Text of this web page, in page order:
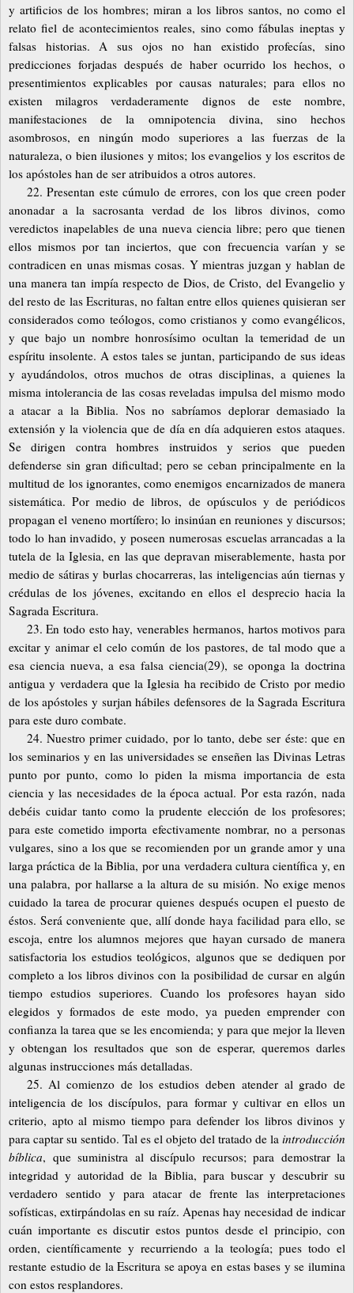
y artificios de los hombres; miran a los libros santos, no como el
relato fiel de acontecimientos reales, sino como fábulas ineptas y
falsas historias. A sus ojos no han existido profecías, sino
predicciones forjadas después de haber ocurrido los hechos, o
presentimientos explicables por causas naturales; para ellos no
existen milagros verdaderamente dignos de este nombre,
manifestaciones de la omnipotencia divina, sino hechos
asombrosos, en ningún modo superiores a las fuerzas de la
naturaleza, o bien ilusiones y mitos; los evangelios y los escritos de
los apóstoles han de ser atribuidos a otros autores.
22. Presentan este cúmulo de errores, con los que creen poder
anonadar a la sacrosanta verdad de los libros divinos, como
veredictos inapelables de una nueva ciencia libre; pero que tienen
ellos mismos por tan inciertos, que con frecuencia varían y se
contradicen en unas mismas cosas. Y mientras juzgan y hablan de
una manera tan impía respecto de Dios, de Cristo, del Evangelio y
del resto de las Escrituras, no faltan entre ellos quienes quisieran ser
considerados como teólogos, como cristianos y como evangélicos,
y que bajo un nombre honrosísimo ocultan la temeridad de un
espíritu insolente. A estos tales se juntan, participando de sus ideas
y ayudándolos, otros muchos de otras disciplinas, a quienes la
misma intolerancia de las cosas reveladas impulsa del mismo modo
a atacar a la Biblia. Nos no sabríamos deplorar demasiado la
extensión y la violencia que de día en día adquieren estos ataques.
Se dirigen contra hombres instruidos y serios que pueden
defenderse sin gran dificultad; pero se ceban principalmente en la
multitud de los ignorantes, como enemigos encarnizados de manera
sistemática. Por medio de libros, de opúsculos y de periódicos
propagan el veneno mortífero; lo insinúan en reuniones y discursos;
todo lo han invadido, y poseen numerosas escuelas arrancadas a la
tutela de la Iglesia, en las que depravan miserablemente, hasta por
medio de sátiras y burlas chocarreras, las inteligencias aún tiernas y
crédulas de los jóvenes, excitando en ellos el desprecio hacia la
Sagrada Escritura.
23. En todo esto hay, venerables hermanos, hartos motivos para
excitar y animar el celo común de los pastores, de tal modo que a
esa ciencia nueva, a esa falsa ciencia(29), se oponga la doctrina
antigua y verdadera que la Iglesia ha recibido de Cristo por medio
de los apóstoles y surjan hábiles defensores de la Sagrada Escritura
para este duro combate.
24. Nuestro primer cuidado, por lo tanto, debe ser éste: que en
los seminarios y en las universidades se enseñen las Divinas Letras
punto por punto, como lo piden la misma importancia de esta
ciencia y las necesidades de la época actual. Por esta razón, nada
debéis cuidar tanto como la prudente elección de los profesores;
para este cometido importa efectivamente nombrar, no a personas
vulgares, sino a los que se recomienden por un grande amor y una
larga práctica de la Biblia, por una verdadera cultura científica y, en
una palabra, por hallarse a la altura de su misión. No exige menos
cuidado la tarea de procurar quienes después ocupen el puesto de
éstos. Será conveniente que, allí donde haya facilidad para ello, se
escoja, entre los alumnos mejores que hayan cursado de manera
satisfactoria los estudios teológicos, algunos que se dediquen por
completo a los libros divinos con la posibilidad de cursar en algún
tiempo estudios superiores. Cuando los profesores hayan sido
elegidos y formados de este modo, ya pueden emprender con
confianza la tarea que se les encomienda; y para que mejor la lleven
y obtengan los resultados que son de esperar, queremos darles
algunas instrucciones más detalladas.
25. Al comienzo de los estudios deben atender al grado de
inteligencia de los discípulos, para formar y cultivar en ellos un
criterio, apto al mismo tiempo para defender los libros divinos y
para captar su sentido. Tal es el objeto del tratado de la introducción
bíblica, que suministra al discípulo recursos; para demostrar la
integridad y autoridad de la Biblia, para buscar y descubrir su
verdadero sentido y para atacar de frente las interpretaciones
sofísticas, extirpándolas en su raíz. Apenas hay necesidad de indicar
cuán importante es discutir estos puntos desde el principio, con
orden, científicamente y recurriendo a la teología; pues todo el
restante estudio de la Escritura se apoya en estas bases y se ilumina
con estos resplandores.